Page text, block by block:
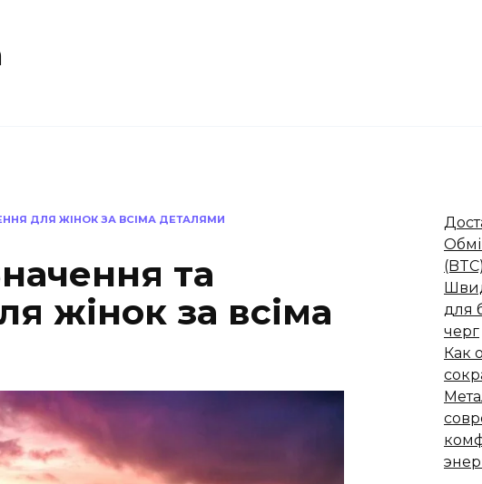
ДЛЯ ЖІНОК ЗА ВСІМА ДЕТАЛЯМИ
та
жінок за всіма
(BTC)
для
черг
Как